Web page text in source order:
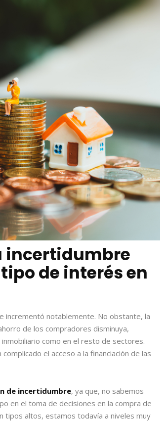
incertidumbre
de interés en
incrementó notablemente. No obstante, la
de los compradores disminuya,
como en el resto de sectores.
el acceso a la financiación de las
de incertidumbre, ya que, no sabemos
en el toma de decisiones en la compra de
tipos altos, estamos todavía a niveles muy